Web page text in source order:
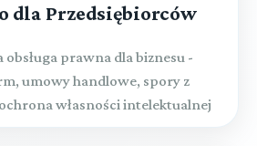
dla Przedsiębiorców
prawna dla biznesu -
umowy handlowe, spory z
własności intelektualnej